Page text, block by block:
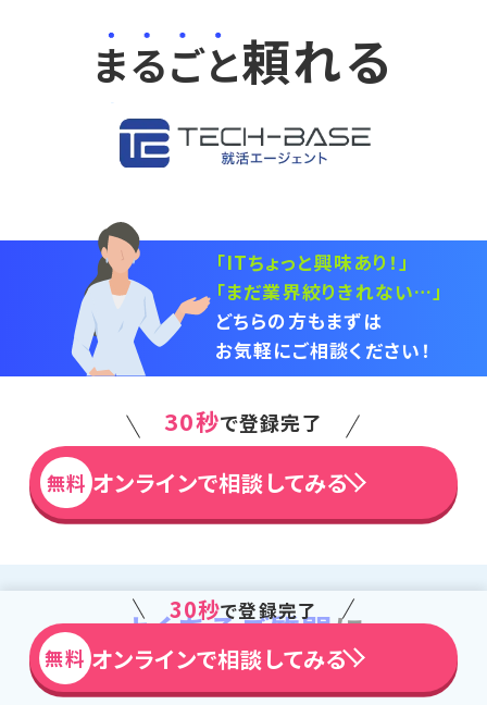
まるごと頼れる
「ITちょっと興味あり！」
「まだ業界絞りきれない…」
どちらの方もまずは
お気軽にご相談ください！
30秒で登録完了
無料 オンラインで相談してみる
よくあるご質問に
お答えします
30秒で登録完了
無料 オンラインで相談してみる